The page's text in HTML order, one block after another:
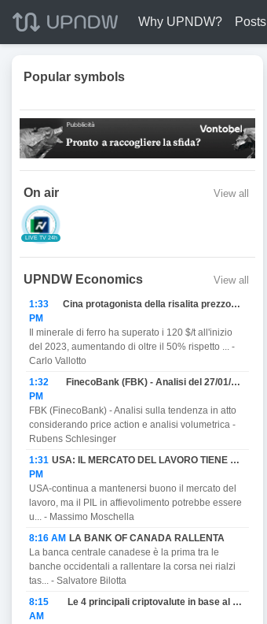
Why UPNDW? Posts
Popular symbols
On air View all
LIVE TV 24h
UPNDW Economics View all
1:33
PM
Cina protagonista della risalita prezzo del Ferro
Il minerale di ferro ha superato i 120 $/t all'inizio
del 2023, aumentando di oltre il 50% rispetto ... -
Carlo Vallotto
1:32
PM
FinecoBank (FBK) - Analisi del 27/01/2023
FBK (FinecoBank) - Analisi sulla tendenza in atto
considerando price action e analisi volumetrica -
Rubens Schlesinger
1:31
PM
USA: IL MERCATO DEL LAVORO TIENE MA PROMETTE DI AFFIEVOLIRSI CON IL PIL E MINACCIA RECESSIONE.
USA-continua a mantenersi buono il mercato del
lavoro, ma il PIL in affievolimento potrebbe essere
u... - Massimo Moschella
8:16 AM LA BANK OF CANADA RALLENTA
La banca centrale canadese è la prima tra le
banche occidentali a rallentare la corsa nei rialzi
tas... - Salvatore Bilotta
8:15
AM
Le 4 principali criptovalute in base al ROI.